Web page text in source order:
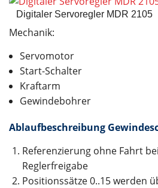
Digitaler Servoregler MDR 2105
Mechanik:
Servomotor
Start-Schalter
Kraftarm
Gewindebohrer
Ablaufbeschreibung
Referenzierung ohne Fahrt
Reglerfreigabe
Positionssätze 0..15 werden